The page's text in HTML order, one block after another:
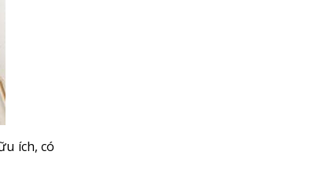
ích, có